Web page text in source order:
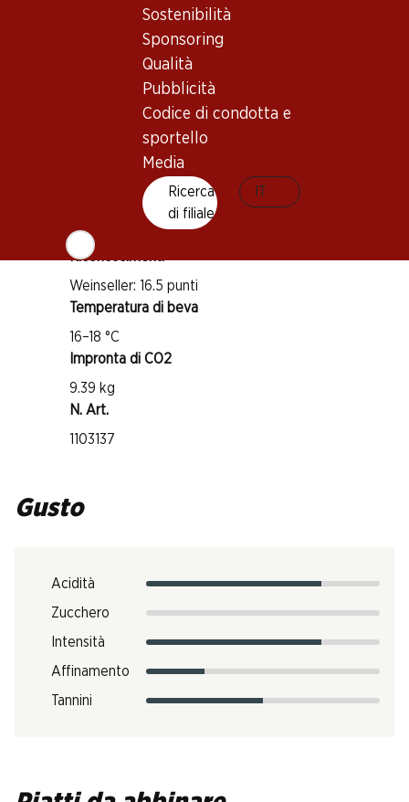
Sostenibilità
Sponsoring
Qualità
Pubblicità
Codice di condotta e
sportello
Media
Ricerca
di filiale
Buono a sapersi
Maturità di beva
Riconoscimenti
Weinseller: 16.5 punti
Temperatura di beva
16–18 °C
Impronta di CO2
9.39 kg
N. Art.
1103137
Gusto
Acidità
Zucchero
Intensità
Affinamento
Tannini